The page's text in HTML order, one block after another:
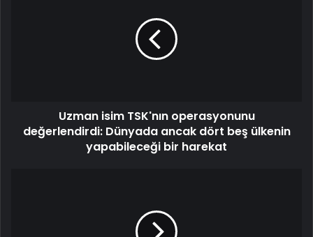
Uzman isim TSK'nın operasyonunu
değerlendirdi: Dünyada ancak dört beş ülkenin
yapabileceği bir harekat